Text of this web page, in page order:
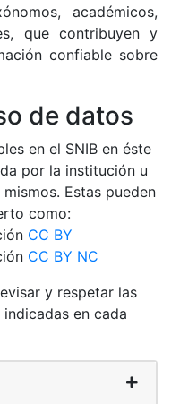
académicos,
que contribuyen y
confiable sobre
de datos
en el SNIB en éste
por la institución u
Estas pueden
como:
CC BY
CC BY NC
y respetar las
en cada